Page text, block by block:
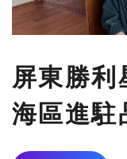
屏東勝利
海區進駐